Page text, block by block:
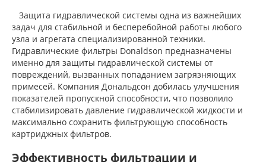
Защита гидравлической системы одна из важнейших
задач для стабильной и бесперебойной работы любого
узла и агрегата специализированной техники.
Гидравлические фильтры Donaldson предназначены
именно для защиты гидравлической системы от
повреждений, вызванных попаданием загрязняющих
примесей. Компания Дональдсон добилась улучшения
показателей пропускной способности, что позволило
стабилизировать давление гидравлической жидкости и
максимально сохранить фильтрующую способность
картриджных фильтров.
Эффективность фильтрации и